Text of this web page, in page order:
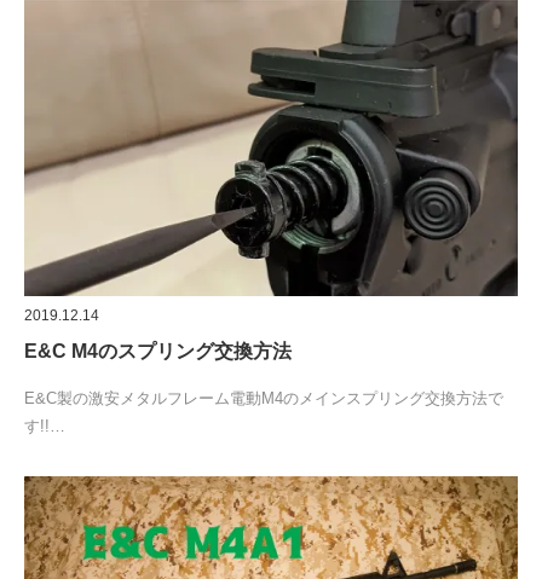
2019.12.14
E&C M4のスプリング交換方法
E&C製の激安メタルフレーム電動M4のメインスプリング交換方法で
す!!…